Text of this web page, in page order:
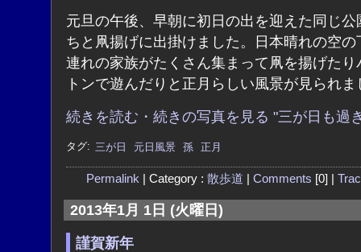
元旦の午後、早朝に初日の出を迎えた同じ公
ちと凧揚げに出掛けました。日本晴れの空の
連れの家族がたくさん集まって凧を揚げたり
トンで遊んだりと正月らしい風景が見られま
続きを読む・続きの写真を見る "三が日も過
タグ: 三が日 元日風景 孫 正月
Permalink | Category : 散歩道 Comments [0] |
2013年1月 1日 (火曜日)
謹賀新年